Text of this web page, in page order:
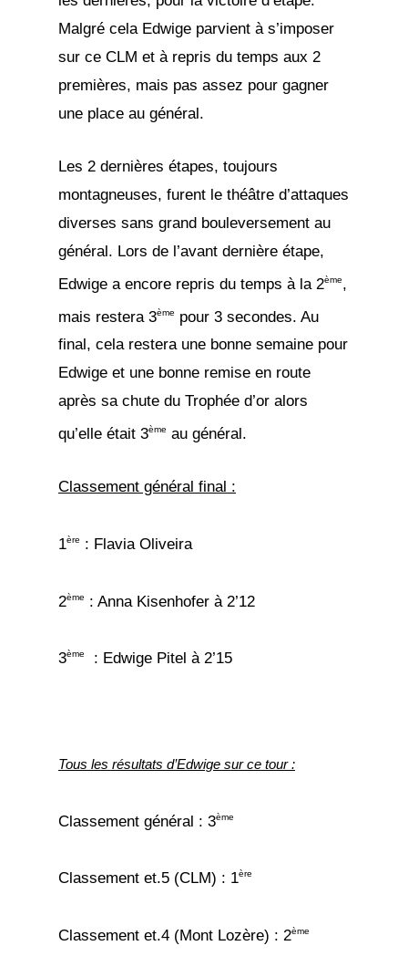
Malgré cela Edwige parvient à s’imposer
sur ce CLM et à repris du temps aux 2
premières, mais pas assez pour gagner
une place au général.
Les 2 dernières étapes, toujours
montagneuses, furent le théâtre d’attaques
diverses sans grand bouleversement au
général. Lors de l’avant dernière étape,
Edwige a encore repris du temps à la 2ème,
mais restera 3ème
pour 3 secondes. Au
final, cela restera une bonne semaine pour
Edwige et une bonne remise en route
après sa chute du Trophée d’or alors
qu’elle était 3ème au général.
Classement général final :
1ère : Flavia Oliveira
2ème : Anna Kisenhofer à 2’12
3ème : Edwige Pitel à 2’15
Tous les résultats d’Edwige sur ce tour :
Classement général : 3ème
Classement et.5 (CLM) : 1ère
Classement et.4 (Mont Lozère) : 2ème